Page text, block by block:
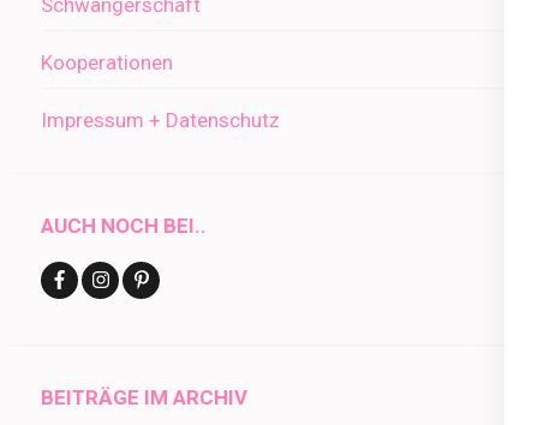
Kooperationen
Impressum + Datenschutz
AUCH NOCH BEI..
BEITRÄGE IM ARCHIV